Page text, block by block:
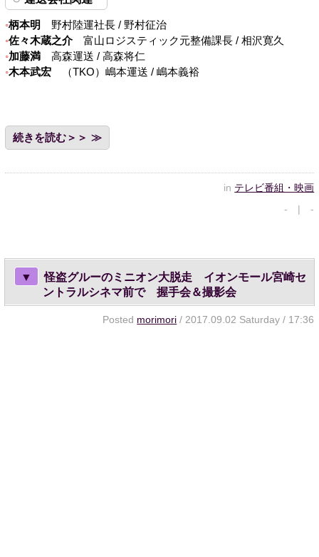
柄本明
野村陸運社長 / 野村征治
佐々木蔵之介富山ロジスティック元整備課長 / 相沢寛久
加藤満高森運送 / 高森将仁
木本武宏（TKO）嶋本運送 / 嶋本義裕
続きを読む＞＞
in テレビ番組・映画
- | -
▼
怪盗グルーのミニオン大脱走 イオンモール宮崎セ
ントラルシネマ前で 握手会＆撮影会
Posted morimori / 2017.09.02 Saturday / 17:36